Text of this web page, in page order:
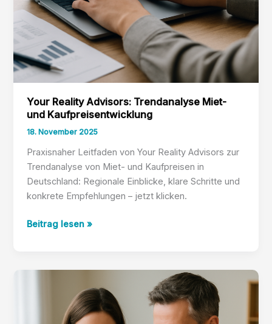
Your Reality Advisors: Trendanalyse Miet-
und Kaufpreisentwicklung
18. November 2025
Praxisnaher Leitfaden von Your Reality Advisors zur
Trendanalyse von Miet- und Kaufpreisen in
Deutschland: Regionale Einblicke, klare Schritte und
konkrete Empfehlungen – jetzt klicken.
Your
Trendanalyse
Kaufpreisentwicklung
Beitrag lesen »